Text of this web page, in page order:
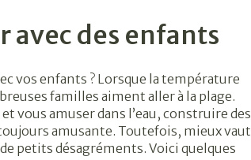
avec des enfants
vos enfants ? Lorsque la température
familles aiment aller à la plage.
vous amuser dans l’eau, construire des
amusante. Toutefois, mieux vaut
petits désagréments. Voici quelques